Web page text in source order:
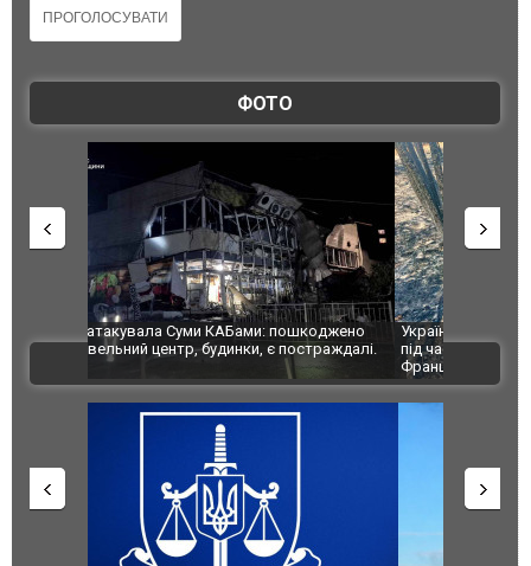
ФОТО
Українські надзвичайники врятували козуленя
під час ліквідації масштабної лісової пожежі у
Франції
СБУ за
Болгарії
ВІДЕО